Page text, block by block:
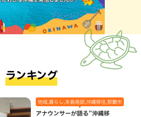
ランキング
地域,暮らし,本島南部,沖縄移住,那覇市
アナウンサーが語る”沖縄移